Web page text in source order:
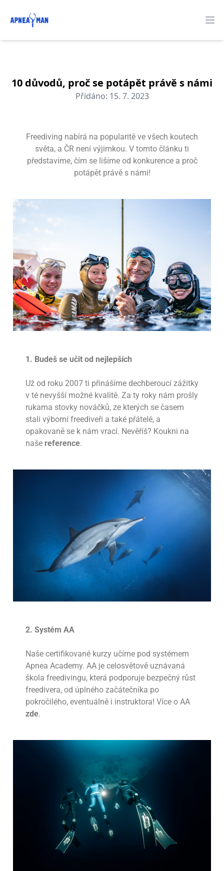
Apneaman
10 důvodů, proč se potápět právě s námi
Přidáno: 15. 7. 2023
Freediving nabírá na popularitě ve všech koutech
světa, a ČR není výjimkou. V tomto článku ti
představíme, čím se lišíme od konkurence a proč
potápět právě s námi!
1. Budeš se učit od nejlepších
Už od roku 2007 ti přinášíme dechberoucí zážitky
v té nevyšší možné kvalitě. Za ty roky nám prošly
rukama stovky nováčků, ze kterých se časem
stali výborní freediveři a také přátelé, a
opakovaně se k nám vrací. Nevěříš? Koukni na
naše reference.
2. Systém AA
Naše certifikované kurzy učíme pod systémem
Apnea Academy. AA je celosvětově uznávaná
škola freedivingu, která podporuje bezpečný růst
freedivera, od úplného začátečníka po
pokročilého, eventuálně i instruktora! Více o AA
zde.